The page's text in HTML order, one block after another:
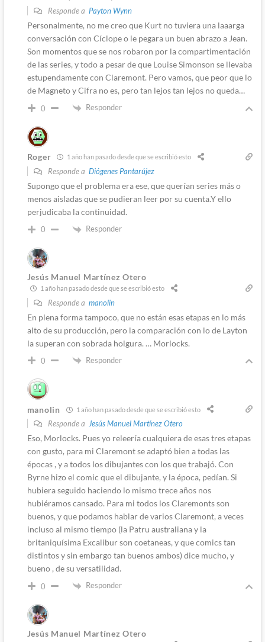
Responde a Payton Wynn
Personalmente, no me creo que Kurt no tuviera una laaarga
conversación con Cíclope o le pegara un buen abrazo a Jean.
Son momentos que se nos robaron por la compartimentación
de las series, y todo a pesar de que Louise Simonson se llevaba
estupendamente con Claremont. Pero vamos, que peor que lo
de Magneto y Cifra no es, pero tan lejos tan lejos no queda…
0 Responder
Roger 1 año han pasado desde que se escribió esto
Responde a Diógenes Pantarújez
Supongo que el problema era ese, que querían series más o
menos aisladas que se pudieran leer por su cuenta.Y ello
perjudicaba la continuidad.
0 Responder
Jesús Manuel Martínez Otero
1 año han pasado desde que se escribió esto
Responde a manolin
En plena forma tampoco, que no están esas etapas en lo más
alto de su producción, pero la comparación con lo de Layton
la superan con sobrada holgura. … Morlocks.
0 Responder
manolin 1 año han pasado desde que se escribió esto
Responde a Jesús Manuel Martínez Otero
Eso, Morlocks. Pues yo releería cualquiera de esas tres etapas
con gusto, para mi Claremont se adaptó bien a todas las
épocas , y a todos los dibujantes con los que trabajó. Con
Byrne hizo el comic que el dibujante, y la época, pedían. Si
hubiera seguido haciendo lo mismo trece años nos
hubiéramos cansado. Para mi todos los Claremonts son
buenos, y que podamos hablar de varios Claremont, a veces
incluso al mismo tiempo (la Patru australiana y la
britaniquísima Excalibur son coetaneas, y que comics tan
distintos y sin embargo tan buenos ambos) dice mucho, y
bueno , de su versatilidad.
0 Responder
Jesús Manuel Martínez Otero